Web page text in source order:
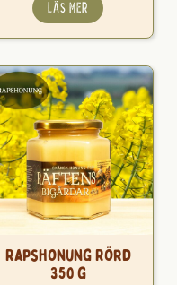
LÄS MER
Rapshonung Rörd
350 g